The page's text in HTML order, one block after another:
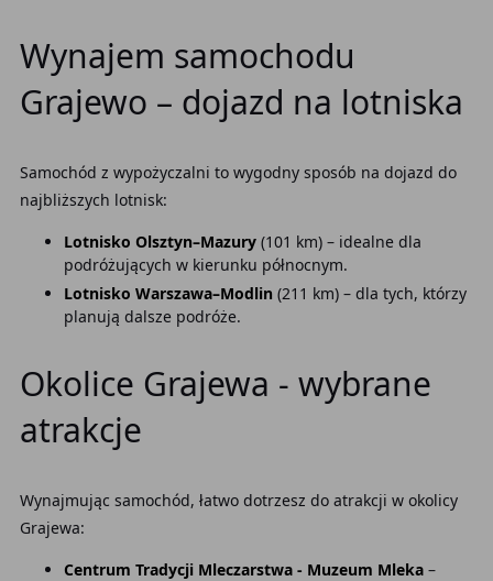
Wynajem samochodu
Grajewo – dojazd na lotniska
Samochód z wypożyczalni to wygodny sposób na dojazd do
najbliższych lotnisk:
Lotnisko Olsztyn–Mazury(101 km) – idealne dla
podróżujących w kierunku północnym.
Lotnisko Warszawa–Modlin (211 km) – dla tych, którzy
planują dalsze podróże.
Okolice Grajewa - wybrane
atrakcje
Wynajmując samochód, łatwo dotrzesz do atrakcji w okolicy
Grajewa:
Centrum Tradycji Mleczarstwa - Muzeum Mleka–